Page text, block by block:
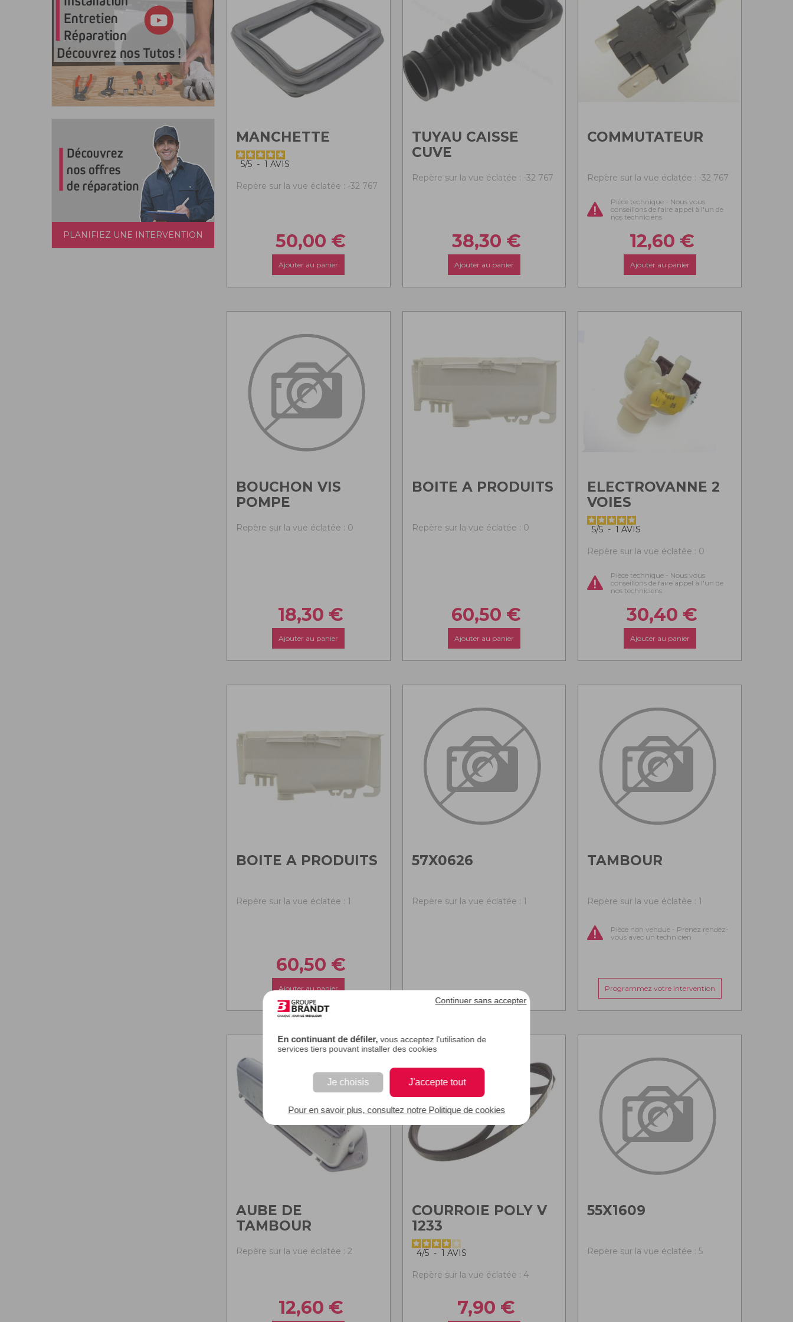
En continuant de défiler, vous acceptez l'utilisation de
services tiers pouvant installer des cookies
Je choisis J'accepte tout
Continuer sans accepter
Pour en savoir plus, consultez notre Politique de cookies
PLANIFIEZ UNE INTERVENTION
MANCHETTE
5/5 - 1 AVIS
Repère sur la vue éclatée : -32 767
50,00 €
Ajouter au panier
TUYAU CAISSE
CUVE
Repère sur la vue éclatée : -32 767
38,30 €
Ajouter au panier
COMMUTATEUR
Repère sur la vue éclatée : -32 767
Pièce technique - Nous vous
conseillons de faire appel à l'un de
nos techniciens
12,60 €
Ajouter au panier
BOUCHON VIS
POMPE
Repère sur la vue éclatée : 0
18,30 €
Ajouter au panier
BOITE A PRODUITS
Repère sur la vue éclatée : 0
60,50 €
Ajouter au panier
ELECTROVANNE 2
VOIES
5/5 - 1AVIS
Repère sur la vue éclatée : 0
Pièce technique - Nous vous
conseillons de faire appel à l'un de
nos techniciens
30,40 €
Ajouter au panier
BOITE A PRODUITS
Repère sur la vue éclatée : 1
60,50 €
Ajouter au panier
57X0626
Repère sur la vue éclatée : 1
TAMBOUR
Repère sur la vue éclatée : 1
Pièce non vendue - Prenez rendez-
vous avec un technicien
Programmez votre intervention
AUBE DE
TAMBOUR
Repère sur la vue éclatée : 2
12,60 €
COURROIE POLY V
1233
4/5 - 1 AVIS
Repère sur la vue éclatée : 4
7,90 €
55X1609
Repère sur la vue éclatée : 5